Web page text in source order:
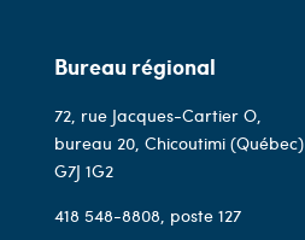
Bureau régional
72, rue Jacques-Cartier O,
bureau 20, Chicoutimi (Québec)
G7J 1G2
418 548-8808, poste 127